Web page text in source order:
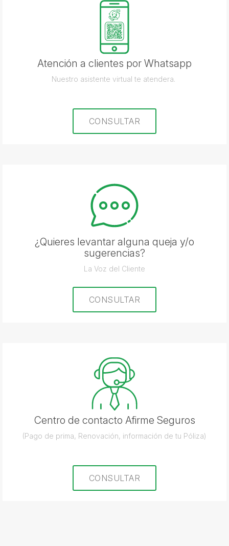
Atención a clientes por Whatsapp
Nuestro asistente virtual te atendera.
CONSULTAR
¿Quieres levantar alguna queja y/o
sugerencias?
La Voz del Cliente
CONSULTAR
Centro de contacto Afirme Seguros
(Pago de prima, Renovación, información de tu Póliza)
CONSULTAR